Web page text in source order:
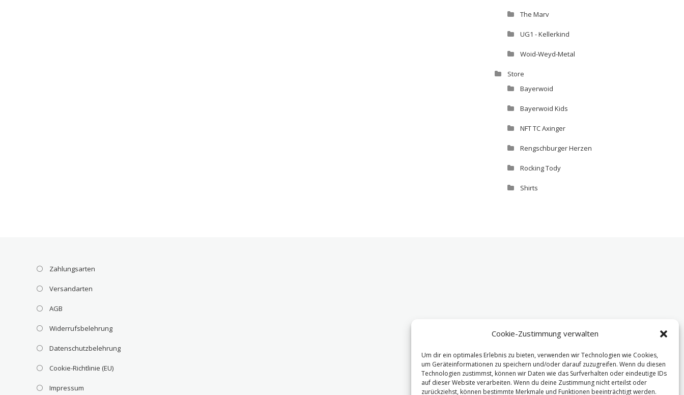
Cookie-Zustimmung verwalten
Um dir ein optimales Erlebnis zu bieten, verwenden wir Technologien wie Cookies,
um Geräteinformationen zu speichern und/oder darauf zuzugreifen. Wenn du diesen
Technologien zustimmst, können wir Daten wie das Surfverhalten oder eindeutige IDs
auf dieser Website verarbeiten. Wenn du deine Zustimmung nicht erteilst oder
zurückziehst, können bestimmte Merkmale und Funktionen beeinträchtigt werden.
The Marv
UG1 - Kellerkind
Woid-Weyd-Metal
Store
Bayerwoid
Bayerwoid Kids
NFT TC Axinger
Rengschburger Herzen
Rocking Tody
Shirts
Zahlungsarten
Versandarten
AGB
Widerrufsbelehrung
Datenschutzbelehrung
Cookie-Richtlinie (EU)
Impressum